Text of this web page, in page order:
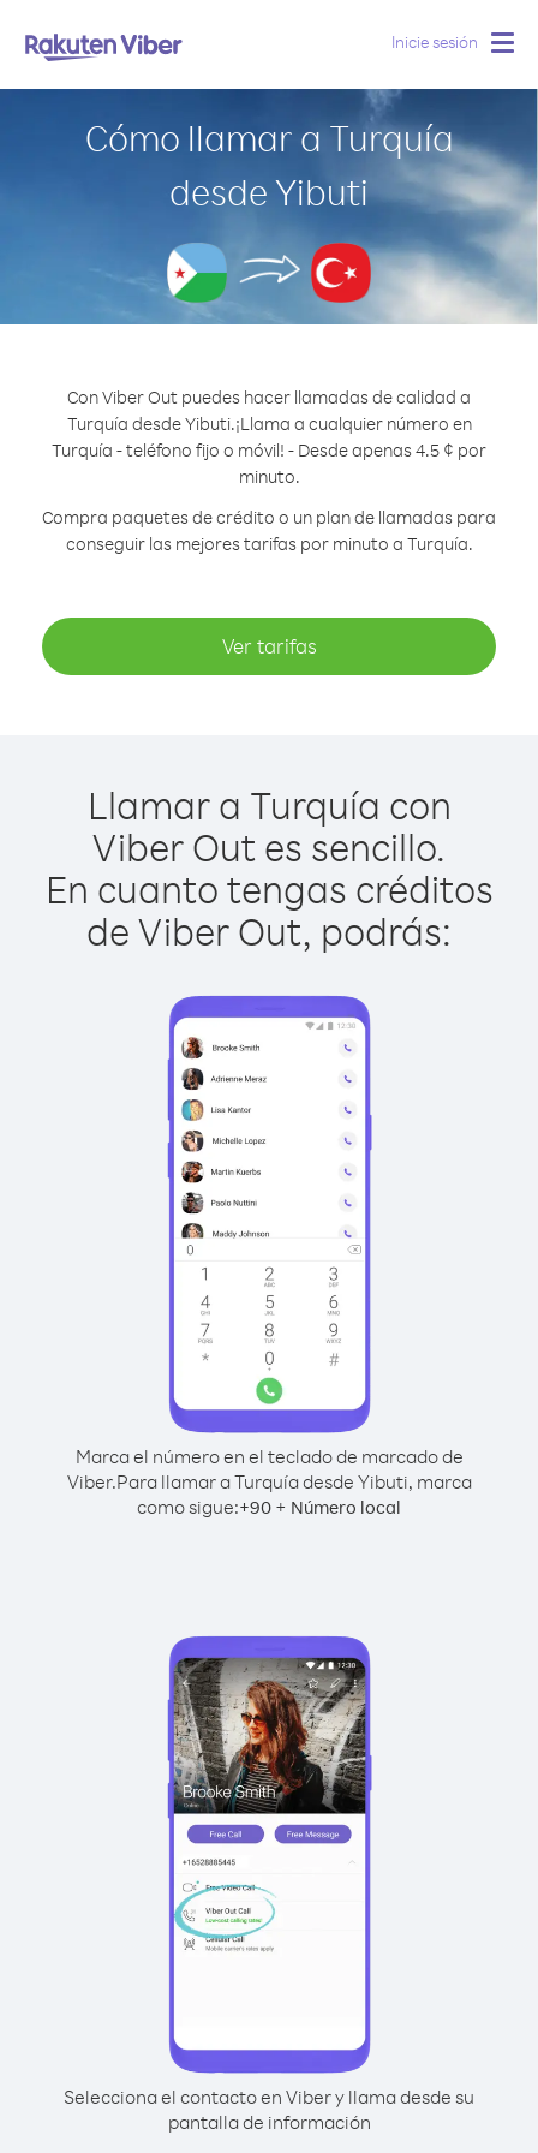
Inicie sesión
Cómo llamar a Turquía
desde Yibuti
Con Viber Out puedes hacer llamadas de calidad a
Turquía desde Yibuti.¡Llama a cualquier número en
Turquía - teléfono fijo o móvil! - Desde apenas 4.5 ¢ por
minuto.
Compra paquetes de crédito o un plan de llamadas para
conseguir las mejores tarifas por minuto a Turquía.
Ver tarifas
Llamar a Turquía con
Viber Out es sencillo.
En cuanto tengas créditos
de Viber Out, podrás:
Marca el número en el teclado de marcado de
Viber.Para llamar a Turquía desde Yibuti, marca
como sigue:+90 + Número local
Selecciona el contacto en Viber y llama desde su
pantalla de información